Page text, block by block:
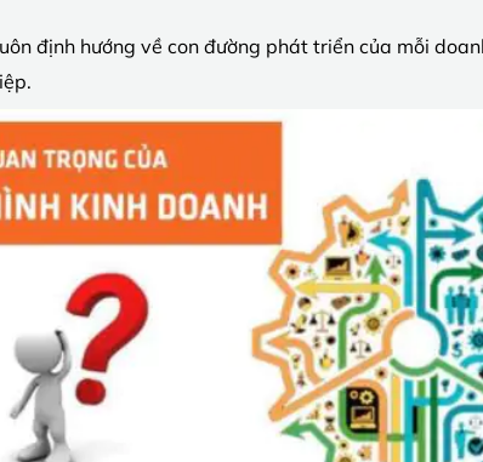
định hướng về con đường phát triển của mỗi